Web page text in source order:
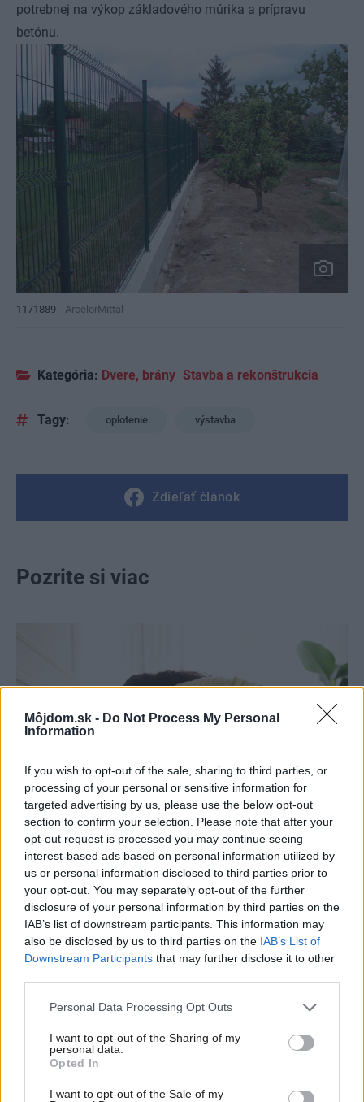
Môjdom.sk - Do Not Process My Personal
Information
If you wish to opt-out of the sale, sharing to third parties, or
processing of your personal or sensitive information for
targeted advertising by us, please use the below opt-out
section to confirm your selection. Please note that after your
opt-out request is processed you may continue seeing
interest-based ads based on personal information utilized by
us or personal information disclosed to third parties prior to
your opt-out. You may separately opt-out of the further
disclosure of your personal information by third parties on the
IAB’s list of downstream participants. This information may
also be disclosed by us to third parties on the IAB’s List of
Downstream Participants that may further disclose it to other
Please note that this website/app uses one or more Google
not limited to your visit or usage behaviour. You may click to
grant or deny consent to Google and its third-party tags to
use your data for below specified purposes in below Google
consent section.
Personal Data Processing Opt Outs
I want to opt-out of the Sharing of my
personal data.
Opted In
I want to opt-out of the Sale of my
potrebnej na výkop základového múrika a prípravu
betónu.
1171889 ArcelorMittal
Kategória: Dvere, brány Stavba a rekonštrukcia
Tagy: oplotenie výstavba
Zdieľať článok
Pozrite si viac
Pridajte túto surovinu do prania, obliečky
budú hladšie a pevnejšie. Starý trik z
hotelov poznali už naše babičky